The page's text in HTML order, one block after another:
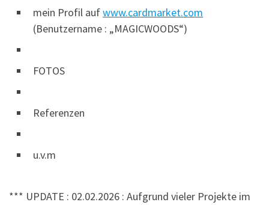
mein Profil aufwww.cardmarket.com
(Benutzername : „MAGICWOODS“)
FOTOS
Referenzen
u.v.m
*** UPDATE : 02.02.2026 : Aufgrund vieler Projekte im